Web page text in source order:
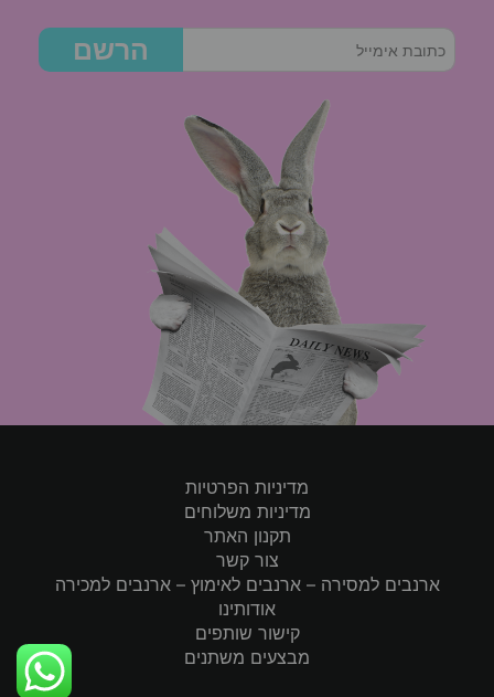
הרשם
מדיניות הפרטיות
מדיניות משלוחים
תקנון האתר
צור קשר
ארנבים למסירה – ארנבים לאימוץ – ארנבים למכירה
אודותינו
קישור שותפים
מבצעים משתנים